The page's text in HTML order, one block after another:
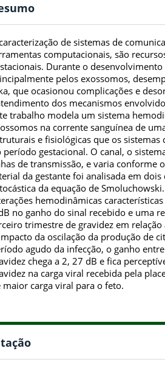
de sistemas de
computacionais, são
Durante o
pelos exossomos,
que ocasionou complicações e
dos mecanismos
trabalho modela um sistema
na corrente sanguínea de
e fisiológicas que os
período gestacional. O canal, o
de transmissão, e varia conforme
da gestante foi analisada em
da equação de
hemodinâmicas
no ganho do sinal recebido e uma
trimestre de gravidez em
da oscilação da produção de
agudo da infecção, o ganho
chega a 2, 27 dB e fica
na carga viral recebida pela
maior carga viral para o feto.